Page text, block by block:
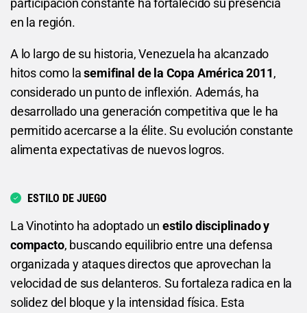
participación constante ha fortalecido su presencia
en la región.
A lo largo de su historia, Venezuela ha alcanzado
hitos como lasemifinal de la Copa América 2011,
considerado un punto de inflexión. Además, ha
desarrollado una generación competitiva que le ha
permitido acercarse a la élite. Su evolución constante
alimenta expectativas de nuevos logros.
ESTILO DE JUEGO
La Vinotinto ha adoptado un estilo disciplinado y
compacto, buscando equilibrio entre una defensa
organizada y ataques directos que aprovechan la
velocidad de sus delanteros. Su fortaleza radica en la
solidez del bloque y la intensidad física. Esta